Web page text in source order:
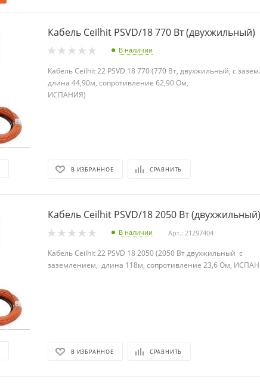
Кабель Ceilhit PSVD/18 770 Вт (двухжильный)
В наличии
Кабель Ceilhit 22 PSVD 18 770 (770 Вт, двухжильный, с
длина 44,90м, сопротивление 62,90 Ом,
В ИЗБРАННОЕ СРАВНИТЬ
Кабель Ceilhit PSVD/18 2050 Вт (двухжильный)
В наличии Арт.: 21297404
Кабель Ceilhit 22 PSVD 18 2050 (2050 Вт двухжильный с
заземлением, длина 118м, сопротивление 23,6 Ом,
В ИЗБРАННОЕ СРАВНИТЬ